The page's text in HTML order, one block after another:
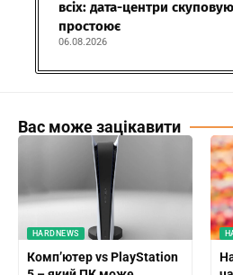
всіх: дата-центри
простоює
06.08.2026
Вас може зацікавити
HARDNEWS
Комп’ютер vs PlayStation